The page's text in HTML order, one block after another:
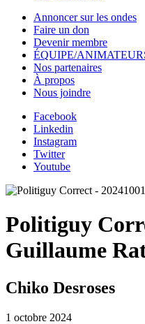
Annoncer sur les ondes
Faire un don
Devenir membre
ÉQUIPE/
Nos partenaires
À propos
Nous joindre
Facebook
Linkedin
Instagram
Twitter
Youtube
Politiguy
Guillaume
Chiko Desroses
1 octobre 2024